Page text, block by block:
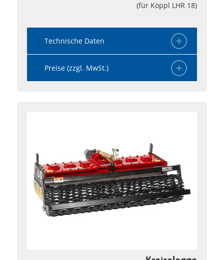
(für Köppl LHR 18)
Technische Daten
Preise (zzgl. MwSt.)